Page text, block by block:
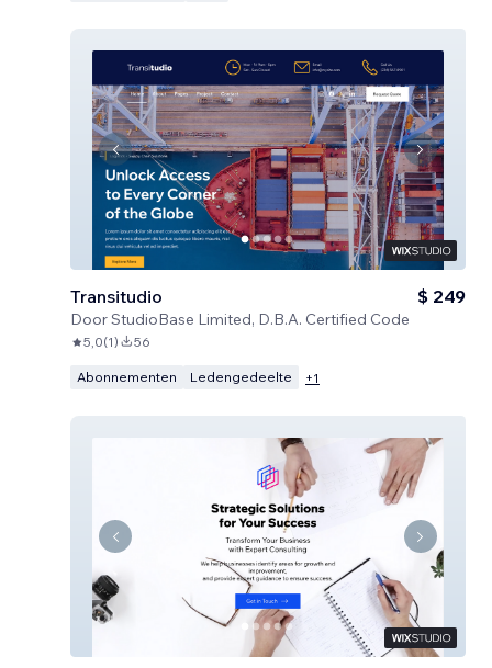
Transitudio
DoorStudioBase Limited, D.B.A. Certified Code
$ 249
5,0(1) 56
Abonnementen Ledengedeelte +1